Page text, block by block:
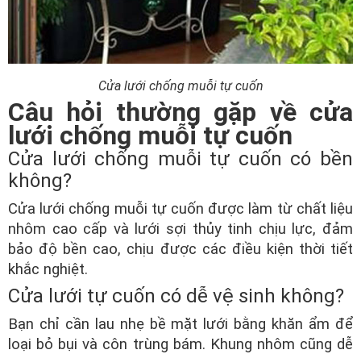
Cửa lưới chống muỗi tự cuốn
Câu hỏi thường gặp về cửa
lưới chống muỗi tự cuốn
Cửa lưới chống muỗi tự cuốn có bền
không?
Cửa lưới chống muỗi tự cuốn được làm từ chất liệu
nhôm cao cấp và lưới sợi thủy tinh chịu lực, đảm
bảo độ bền cao, chịu được các điều kiện thời tiết
khắc nghiệt.
Cửa lưới tự cuốn có dễ vệ sinh không?
Bạn chỉ cần lau nhẹ bề mặt lưới bằng khăn ẩm để
loại bỏ bụi và côn trùng bám. Khung nhôm cũng dễ